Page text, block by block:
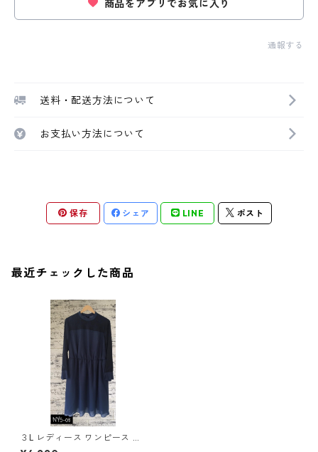
商品をアプリでお気に入り
通報する
送料・配送方法について
お支払い方法について
保存 シェア LINE ポスト
最近チェックした商品
３L レディース ワンピース ネ
イビー 大きいサイズ 〇NYS-0